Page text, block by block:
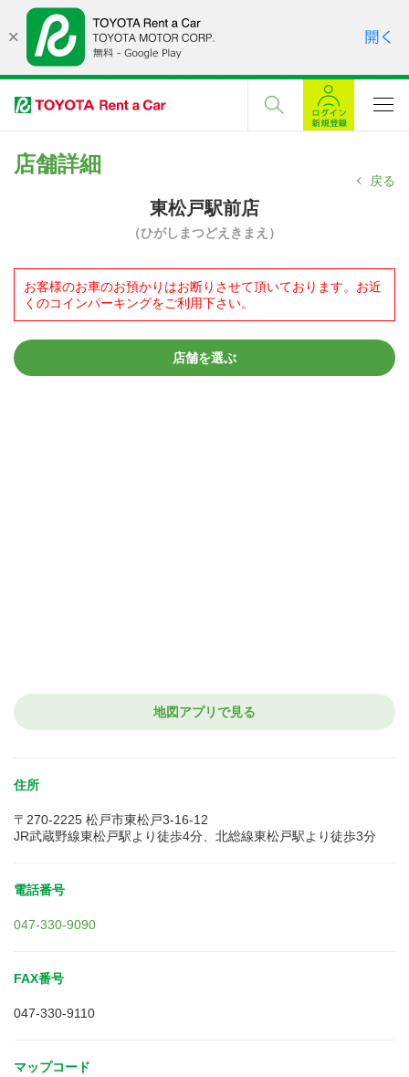
店舗詳細
戻る
東松戸駅前店
（ひがしまつどえきまえ）
お客様のお車のお預かりはお断りさせて頂いております。お近
くのコインパーキングをご利用下さい。
店舗を選ぶ
地図アプリで見る
住所
〒270-2225 松戸市東松戸3-16-12
JR武蔵野線東松戸駅より徒歩4分、北総線東松戸駅より徒歩3分
電話番号
047-330-9090
FAX番号
047-330-9110
マップコード